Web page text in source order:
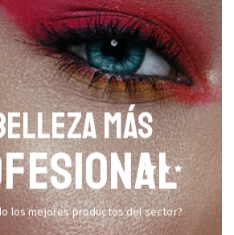
MÁS
los mejores productos del sector?